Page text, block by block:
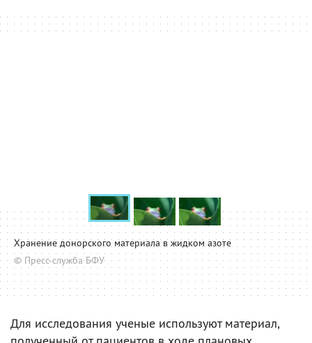
Хранение донорского материала в жидком азоте
© Пресс-служба БФУ
Для исследования ученые используют материал,